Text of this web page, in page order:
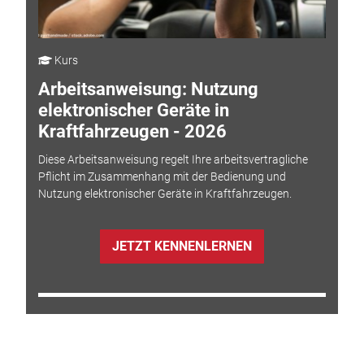
Kurs
Arbeitsanweisung: Nutzung
elektronischer Geräte in
Kraftfahrzeugen - 2026
Diese Arbeitsanweisung regelt Ihre arbeitsvertragliche
Pflicht im Zusammenhang mit der Bedienung und
Nutzung elektronischer Geräte in Kraftfahrzeugen.
JETZT KENNENLERNEN